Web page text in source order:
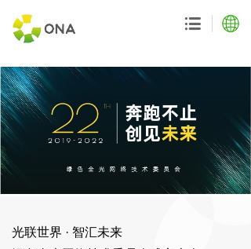
光联世界 · 智汇未来